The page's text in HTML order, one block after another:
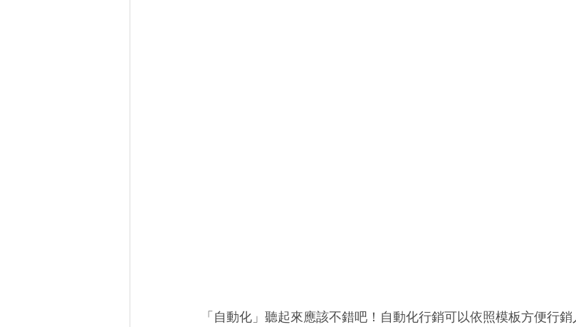
「自動化」聽起來應該不錯吧！自動化行銷可以依照模板方便行